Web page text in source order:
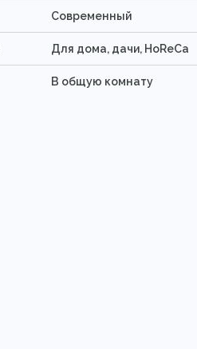
Современный
Для дома, дачи, HoReCa
В общую комнату